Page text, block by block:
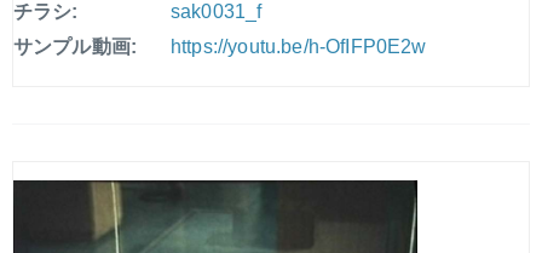
チラシ:
sak0031_f
サンプル動画:
https://youtu.be/h-OfIFP0E2w